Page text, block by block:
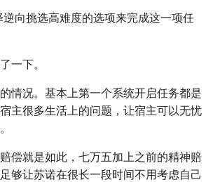
逆向挑选高难度的选项来完成这一项任
一下。
情况。基本上第一个系统开启任务都是
主很多生活上的问题，让宿主可以无忧
偿就是如此，七万五加上之前的精神赔
够让苏诺在很长一段时间不用考虑自己